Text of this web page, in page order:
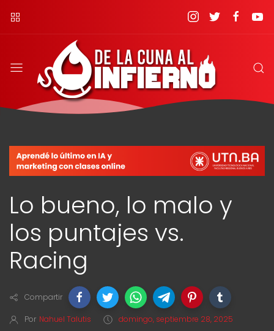
Lo bueno, lo malo y
los puntajes vs.
Racing
Compartir
Por Nahuel Talutis
domingo, septiembre 28, 2025